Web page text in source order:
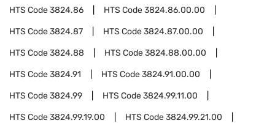
HTS Code3824.86 HTS Code3824.86.00.00
HTS Code3824.87 HTS Code3824.87.00.00
HTS Code3824.88 HTS Code3824.88.00.00
HTS Code3824.91 HTS Code3824.91.00.00
HTS Code3824.99 HTS Code3824.99.11.00
HTS Code3824.99.19.00 HTS Code3824.99.21.00